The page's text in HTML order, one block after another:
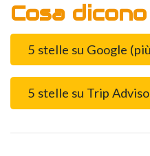
Cosa
5 stelle su Google
5 stelle su Trip